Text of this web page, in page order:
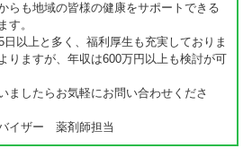
らも地域の皆様の健康をサポートできる
す。
日以上と多く、福利厚生も充実しておりま
りますが、年収は600万円以上も検討が可
ましたらお気軽にお問い合わせくださ
イザー 薬剤師担当